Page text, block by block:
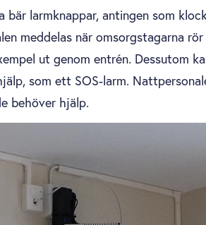
bär larmknappar, antingen som
meddelas när omsorgstagarna
ut genom entrén. Dessutom
som ett SOS-larm.
behöver hjälp.